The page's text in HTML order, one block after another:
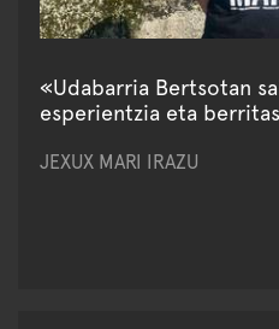
«Udabarria Bertsotan
esperientzia eta
JEXUX MARI IRAZU